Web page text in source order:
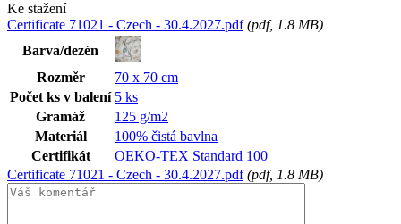
Ke stažení
Certificate 71021 - Czech - 30.4.2027.pdf (pdf, 1.8 MB)
Barva/dezén
Rozměr
70 x 70 cm
Počet ks v balení 5 ks
Gramáž
125 g/m2
Materiál
100% čistá bavlna
Certifikát
OEKO-TEX Standard 100
Certificate 71021 - Czech - 30.4.2027.pdf (pdf, 1.8 MB)